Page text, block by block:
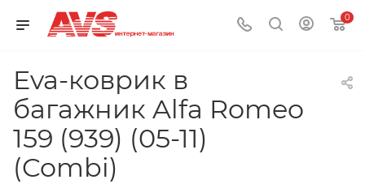
0
Eva-коврик в
багажник Alfa Romeo
159 (939) (05-11)
(Combi)